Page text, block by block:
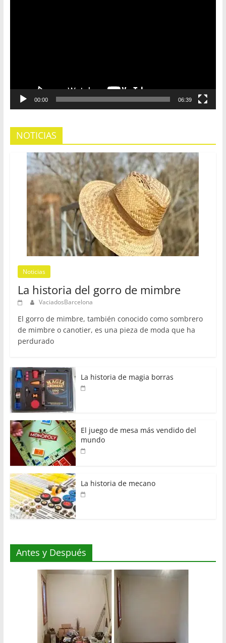
00:00 06:39
NOTICIAS
Noticias
La historia del gorro de mimbre
VaciadosBarcelona
El gorro de mimbre, también conocido como sombrero
de mimbre o canotier, es una pieza de moda que ha
perdurado
La historia de magia borras
El juego de mesa más vendido del
mundo
La historia de mecano
Antes y Después